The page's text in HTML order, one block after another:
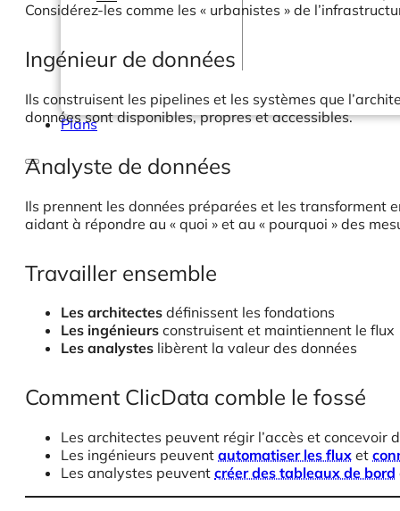
Plans
Considérez-les comme les « urbanistes » de
Ingénieur de données
Ils construisent les pipelines et les systèmes que
données sont disponibles, propres et accessibles.
Analyste de données
Ils prennent les données préparées et les
aidant à répondre au « quoi » et au « pourquoi » des
Travailler ensemble
Les architectes définissent les fondations
Les ingénieurs construisent et maintiennent le flux
Les analystes libèrent la valeur des données
Comment ClicData comble le fossé
Les architectes peuvent régir l’accès et concevoir
Les ingénieurs peuvent automatiser les flux et
Les analystes peuvent créer des tableaux de bord